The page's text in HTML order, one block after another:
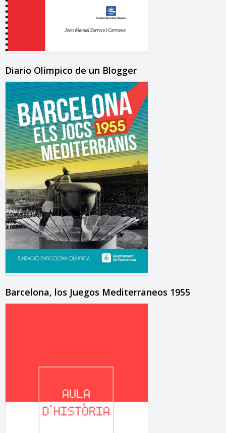
Diario Olímpico de un Blogger
Barcelona, los Juegos Mediterraneos 1955